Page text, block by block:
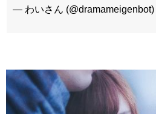
— わいさん (@dramameigenbot)